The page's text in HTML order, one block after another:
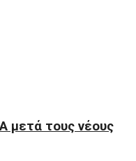
μετά τους νέους